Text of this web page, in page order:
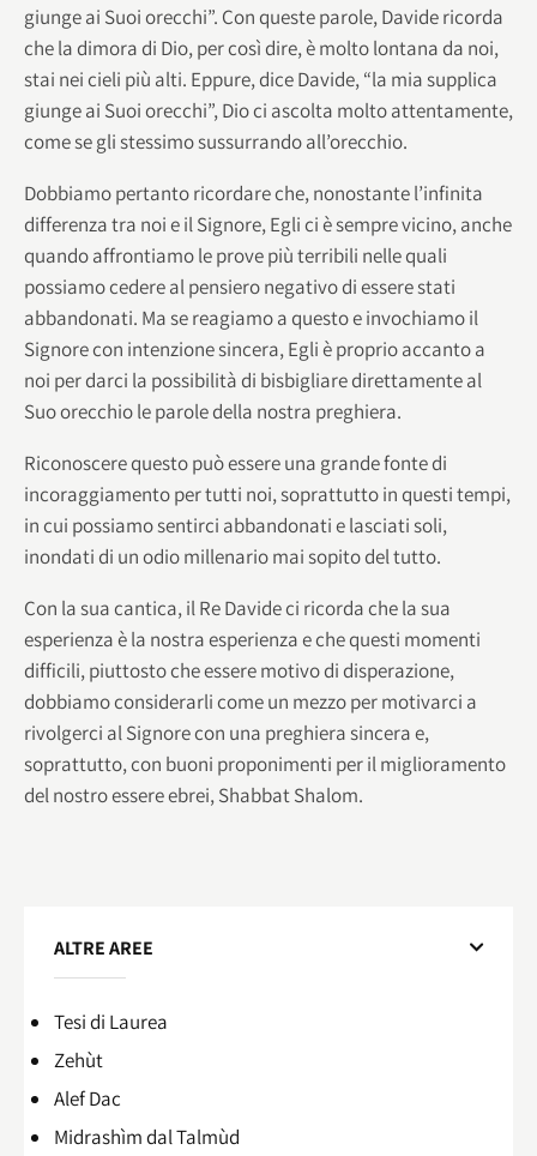
giunge ai Suoi orecchi”. Con queste parole, Davide ricorda
che la dimora di Dio, per così dire, è molto lontana da noi,
stai nei cieli più alti. Eppure, dice Davide, “la mia supplica
giunge ai Suoi orecchi”, Dio ci ascolta molto attentamente,
come se gli stessimo sussurrando all’orecchio.
Dobbiamo pertanto ricordare che, nonostante l’infinita
differenza tra noi e il Signore, Egli ci è sempre vicino, anche
quando affrontiamo le prove più terribili nelle quali
possiamo cedere al pensiero negativo di essere stati
abbandonati. Ma se reagiamo a questo e invochiamo il
Signore con intenzione sincera, Egli è proprio accanto a
noi per darci la possibilità di bisbigliare direttamente al
Suo orecchio le parole della nostra preghiera.
Riconoscere questo può essere una grande fonte di
incoraggiamento per tutti noi, soprattutto in questi tempi,
in cui possiamo sentirci abbandonati e lasciati soli,
inondati di un odio millenario mai sopito del tutto.
Con la sua cantica, il Re Davide ci ricorda che la sua
esperienza è la nostra esperienza e che questi momenti
difficili, piuttosto che essere motivo di disperazione,
dobbiamo considerarli come un mezzo per motivarci a
rivolgerci al Signore con una preghiera sincera e,
soprattutto, con buoni proponimenti per il miglioramento
del nostro essere ebrei, Shabbat Shalom.
ALTRE AREE
Tesi di Laurea
Zehùt
Alef Dac
Midrashìm dal Talmùd